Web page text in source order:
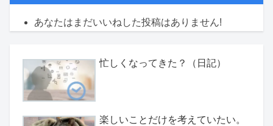
あなたはまだいいねした投稿はありません!
忙しくなってきた？（日記）
楽しいことだけを考えていたい。